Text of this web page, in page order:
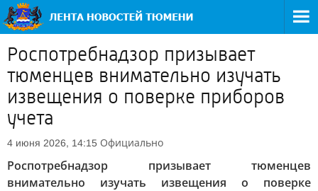
Роспотребнадзор призывает
тюменцев внимательно изучать
извещения о поверке приборов
учета
4 июня 2026, 14:15 Официально
Роспотребнадзор призывает тюменцев
внимательно изучать извещения о поверке